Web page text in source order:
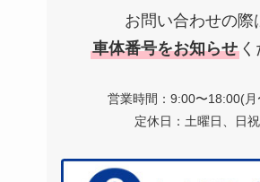
お問い合わせの際
車体番号をお知らせ
営業時間：9:00〜18:00(月
定休日：土曜日、日祝